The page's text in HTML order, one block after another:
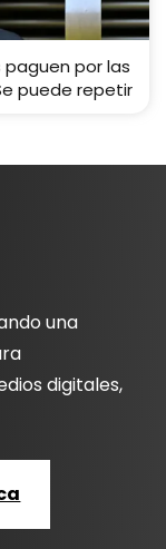
por las
puede repetir
una
digitales,